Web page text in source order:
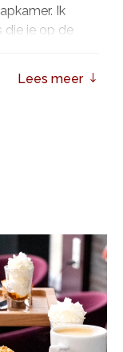
Ik
die je op de
je een
en Ed
Lees meer